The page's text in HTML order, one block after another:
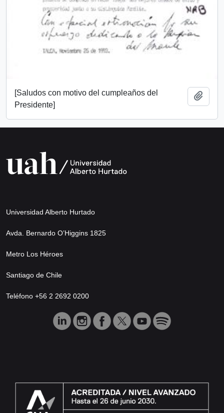
[Saludos con motivo del cumpleaños del
Presidente]
Universidad Alberto Hurtado
Avda. Bernardo O’Higgins 1825
Metro Los Héroes
Santiago de Chile
Teléfono +56 2 2692 0200